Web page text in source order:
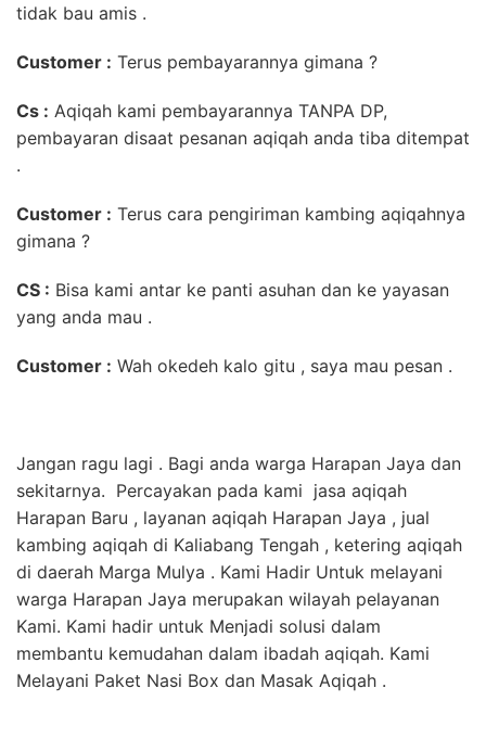
tidak bau amis .
Customer : Terus pembayarannya gimana ?
Cs : Aqiqah kami pembayarannya TANPA DP,
pembayaran disaat pesanan aqiqah anda tiba ditempat
.
Customer : Terus cara pengiriman kambing aqiqahnya
gimana ?
CS : Bisa kami antar ke panti asuhan dan ke yayasan
yang anda mau .
Customer : Wah okedeh kalo gitu , saya mau pesan .
Jangan ragu lagi . Bagi anda warga Harapan Jaya dan
sekitarnya. Percayakan pada kami jasa aqiqah
Harapan Baru , layanan aqiqah Harapan Jaya , jual
kambing aqiqah di Kaliabang Tengah , ketering aqiqah
di daerah Marga Mulya . Kami Hadir Untuk melayani
warga Harapan Jaya merupakan wilayah pelayanan
Kami. Kami hadir untuk Menjadi solusi dalam
membantu kemudahan dalam ibadah aqiqah. Kami
Melayani Paket Nasi Box dan Masak Aqiqah .